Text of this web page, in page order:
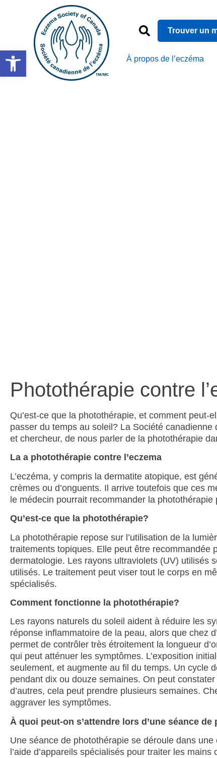
Trouver un
À propos de l’eczéma
Photothérapie contre
Qu’est-ce que la photothérapie, et comment peut-
passer du temps au soleil? La Société canadienne
et chercheur, de nous parler de la photothérapie
La a photothérapie contre l’eczema
L’eczéma, y compris la dermatite atopique, est
crèmes ou d’onguents. Il arrive toutefois que ces
le médecin pourrait recommander la photothérapie
Qu’est-ce que la photothérapie?
La photothérapie repose sur l’utilisation de la
traitements topiques. Elle peut être recommandée
dermatologie. Les rayons ultraviolets (UV) utilisés
utilisés. Le traitement peut viser tout le corps en
spécialisés.
Comment fonctionne la photothérapie?
Les rayons naturels du soleil aident à réduire les
réponse inflammatoire de la peau, alors que chez
permet de contrôler très étroitement la longueur
qui peut atténuer les symptômes. L’exposition
seulement, et augmente au fil du temps. Un cycle
pendant dix ou douze semaines. On peut
d’autres, cela peut prendre plusieurs semaines.
aggraver les symptômes.
À quoi peut-on s’attendre lors d’une séance de
Une séance de photothérapie se déroule dans
l’aide d’appareils spécialisés pour traiter les
Ouvrir la barre d’outils